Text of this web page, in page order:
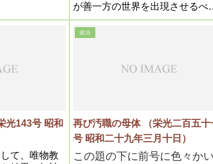
が善一方の世界を出現させるべ
御経綸遊ばされたが、余り厳格
りし為諸々の神様が非常に煙たが
後なるのである。二千六百年以前
光143号 昭和
て、唯物教
政治
再び汚職の母体 （栄光二百五十一
号 昭和二十九年三月十日）
この題の下に前号に色々か